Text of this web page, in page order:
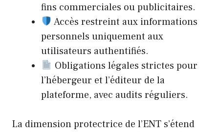
fins commerciales ou publicitaires.
Accès restreint aux informations
personnels uniquement aux
utilisateurs authentifiés.
Obligations légales strictes pour
l’hébergeur et l’éditeur de la
plateforme, avec audits réguliers.
La dimension protectrice de l’ENT s’étend